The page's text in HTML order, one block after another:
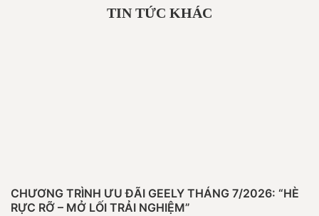
TIN TỨC KHÁC
CHƯƠNG TRÌNH ƯU ĐÃI GEELY THÁNG 7/2026: “HÈ
RỰC RỠ – MỞ LỐI TRẢI NGHIỆM”